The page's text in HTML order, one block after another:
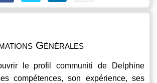
Générales
le profilcommuniti de Delphine
compétences, son expérience, ses